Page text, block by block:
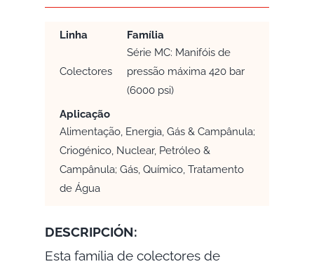
Linha Família
Colectores
Série MC: Manifóis de
pressão máxima 420 bar
(6000 psi)
Aplicação
Alimentação, Energia, Gás & Campânula;
Criogénico, Nuclear, Petróleo &
Campânula; Gás, Químico, Tratamento
de Água
DESCRIPCIÓN:
Esta família de colectores de